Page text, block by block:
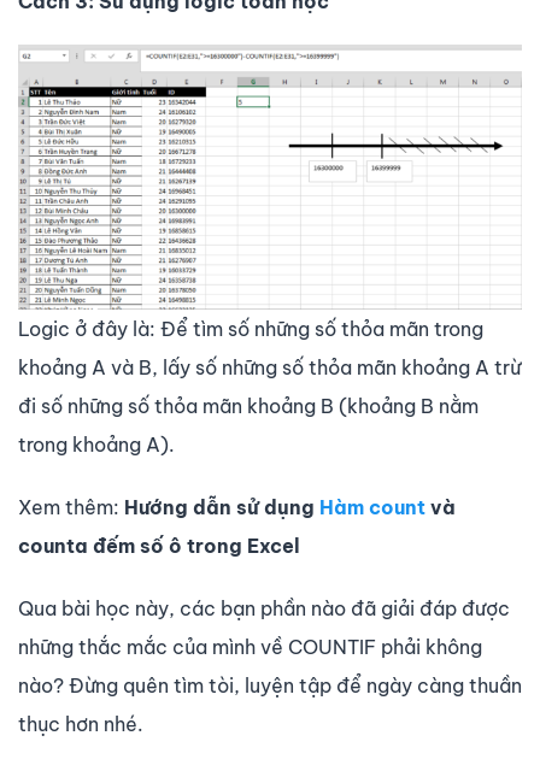
Logic ở đây là: Để tìm số những số thỏa mãn trong
khoảng A và B, lấy số những số thỏa mãn khoảng A trừ
đi số những số thỏa mãn khoảng B (khoảng B nằm
trong khoảng A).
Xem thêm: Hướng dẫn sử dụng Hàm count và
counta đếm số ô trong Excel
Qua bài học này, các bạn phần nào đã giải đáp được
những thắc mắc của mình về COUNTIF phải không
nào? Đừng quên tìm tòi, luyện tập để ngày càng thuần
thục hơn nhé.